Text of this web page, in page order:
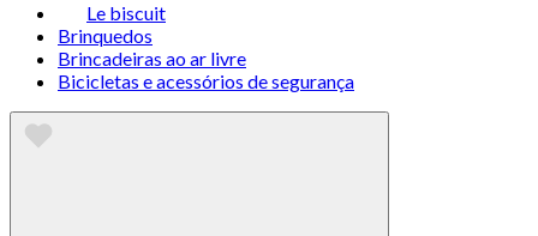
Le biscuit
Brinquedos
Brincadeiras ao ar livre
Bicicletas e acessórios de segurança